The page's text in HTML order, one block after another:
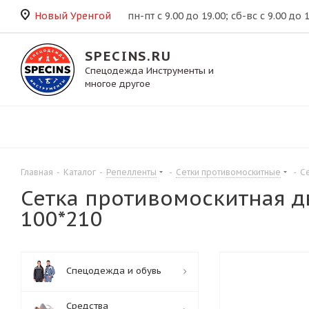
Новый Уренгой пн-пт с 9.00 до 19.00; сб-вс с 9.00 до
SPECINS.RU
Спецодежда Инструменты и
многое другое
Главная - Каталог - Репелленты - Сетки противомоскитные -
Сетка противомоскитная
100*210
Спецодежда и обувь
Средства